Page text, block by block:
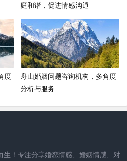
庭和谐，促进情感沟通
度
舟山婚姻问题咨询机构，多角度
分析与服务
生！专注分享婚恋情感、婚姻情感、对